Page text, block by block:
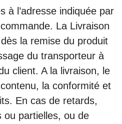
à l’adresse indiquée par
La Livraison
la remise du produit
du transporteur à
client. A la livraison, le
la conformité et
En cas de retards,
ou partielles, ou de